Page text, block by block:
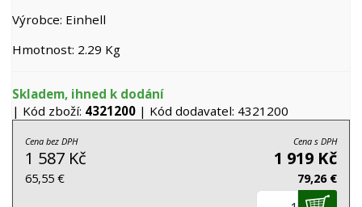
Výrobce: Einhell
Hmotnost: 2.29 Kg
Skladem, ihned k dodání
| Kód zboží: 4321200 | Kód dodavatel: 4321200
Cena bez DPH
1 587 Kč
65,55 €
Cena s DPH
1 919 Kč
79,26 €